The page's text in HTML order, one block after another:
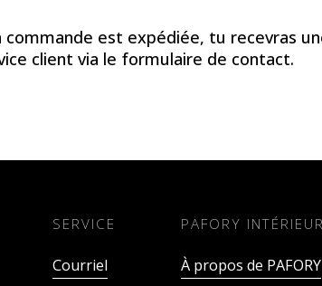
est expédiée, tu recevras
client via le formulaire de contact.
SERVICE
Courriel
PAFORY INTÉRIEUR
À propos de PAFORY